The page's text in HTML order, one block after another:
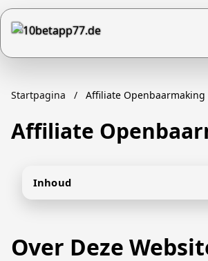
Startpagina / Affiliate Openbaarmaking
Affiliate
Inhoud
Over Deze